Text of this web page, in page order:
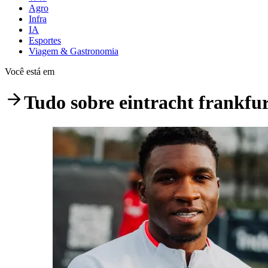
Agro
Infra
IA
Esportes
Viagem & Gastronomia
Você está em
Tudo sobre eintracht